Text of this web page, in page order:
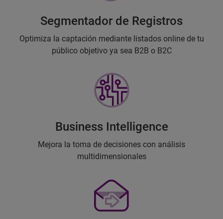
Segmentador de Registros
Optimiza la captación mediante listados online de tu
público objetivo ya sea B2B o B2C
Business Intelligence
Mejora la toma de decisiones con análisis
multidimensionales